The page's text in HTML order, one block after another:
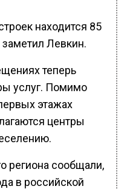
находится 85
Левкин.
теперь
услуг. Помимо
этажах
центры
региона сообщали,
в российской